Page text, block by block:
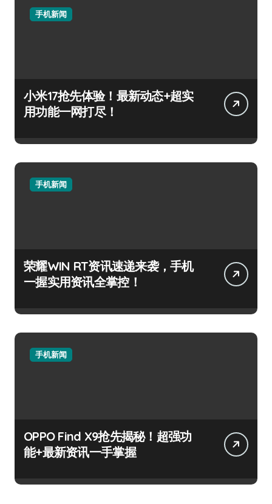
手机新闻
小米17抢先体验！最新动态+超实
用功能一网打尽！
手机新闻
荣耀WIN RT资讯速递来袭，手机
一握实用资讯全掌控！
手机新闻
OPPO Find X9抢先揭秘！超强功
能+最新资讯一手掌握